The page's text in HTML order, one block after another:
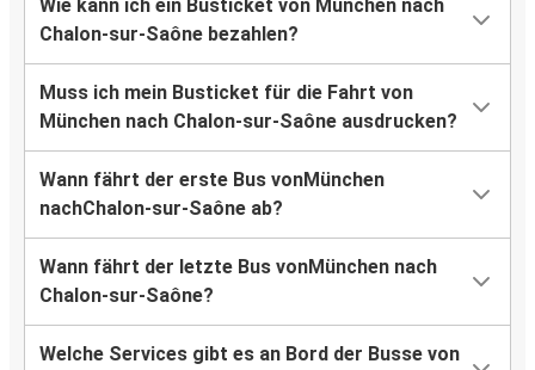
Wie kann ich ein Busticket von München nach
Chalon-sur-Saône bezahlen?
Muss ich mein Busticket für die Fahrt von
München nach Chalon-sur-Saône ausdrucken?
Wann fährt der erste Bus vonMünchen
nachChalon-sur-Saône ab?
Wann fährt der letzte Bus vonMünchen nach
Chalon-sur-Saône?
Welche Services gibt es an Bord der Busse von